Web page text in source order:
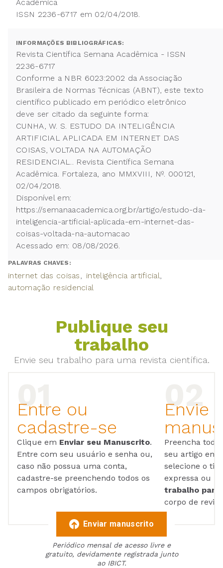
Acadêmica
ISSN 2236-6717 em 02/04/2018.
INFORMAÇÕES BIBLIOGRÁFICAS:
Revista Científica Semana Acadêmica - ISSN
2236-6717
Conforme a NBR 6023:2002 da Associação
Brasileira de Normas Técnicas (ABNT), este texto
científico publicado em periódico eletrônico
deve ser citado da seguinte forma:
CUNHA, W. S. ESTUDO DA INTELIGÊNCIA
ARTIFICIAL APLICADA EM INTERNET DAS
COISAS, VOLTADA NA AUTOMAÇÃO
RESIDENCIAL.. Revista Científica Semana
Acadêmica. Fortaleza, ano MMXVIII, Nº. 000121,
02/04/2018.
Disponível em:
https://semanaacademica.org.br/artigo/estudo-da-
inteligencia-artificial-aplicada-em-internet-das-
coisas-voltada-na-automacao
Acessado em: 08/08/2026.
PALAVRAS CHAVES:
internet das coisas
inteligência artificial
automação residencial
Publique seu
trabalho
Envie seu trabalho para uma revista científica.
Entre ou
cadastre-se
Clique em Enviar seu Manuscrito.
Entre com seu usuário e senha ou,
caso não possua uma conta,
cadastre-se preenchendo todos os
campos obrigatórios.
Envie
Preencha
seu artigo em
selecione o
expressa ou
trabalho para
corpo de
Enviar manuscrito
Periódico mensal de acesso livre e
gratuito, devidamente registrada junto
ao IBICT.